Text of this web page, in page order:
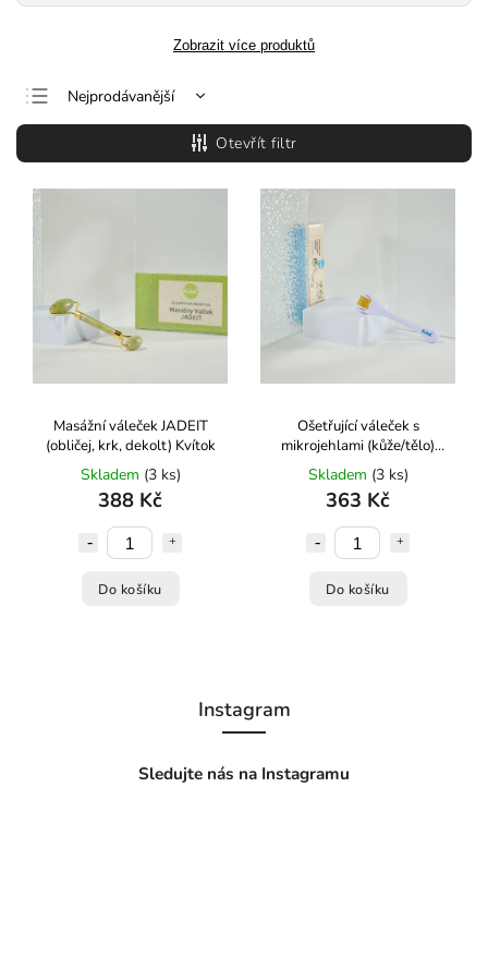
Zobrazit více produktů
Nejprodávanější
Nejlevnější
Nejdražší
Otevřít filtr
Masážní váleček JADEIT
(obličej, krk, dekolt) Kvítok
Skladem (3 ks)
388 Kč
Do košíku
Ošetřující váleček s
mikrojehlami (kůže/tělo)
Kvítok
Skladem (3 ks)
363 Kč
Do košíku
Instagram
Sledujte nás na Instagramu